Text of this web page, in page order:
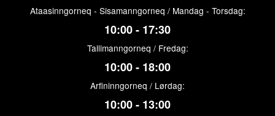
Ataasinngorneq - Sisamanngorneq / Mandag - Torsdag:
10:00 - 17:30
Tallimanngorneq / Fredag:
10:00 - 18:00
Arfininngorneq / Lørdag:
10:00 - 13:00